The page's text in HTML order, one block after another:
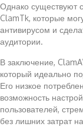
Однако существуют
ClamTk, которые
антивирусом и
аудитории.
В заключение,
который идеально
Его низкое
возможность
пользователей,
без лишних затрат